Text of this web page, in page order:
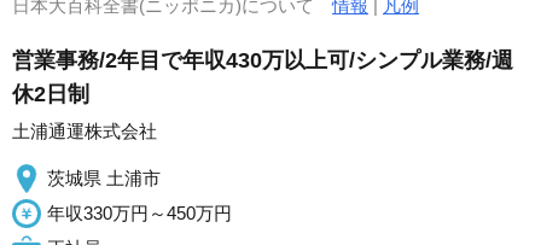
日本大百科全書(ニッポニカ)について情報 | 凡例
営業事務/2年目で年収430万以上可/シンプル業務/週
休2日制
土浦通運株式会社
茨城県 土浦市
年収330万円～450万円